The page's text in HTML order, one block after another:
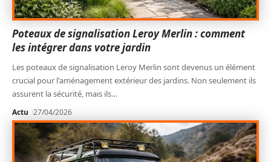
Poteaux de signalisation Leroy Merlin : comment
les intégrer dans votre jardin
Les poteaux de signalisation Leroy Merlin sont devenus un élément
crucial pour l'aménagement extérieur des jardins. Non seulement ils
assurent la sécurité, mais ils…
Actu 27/04/2026